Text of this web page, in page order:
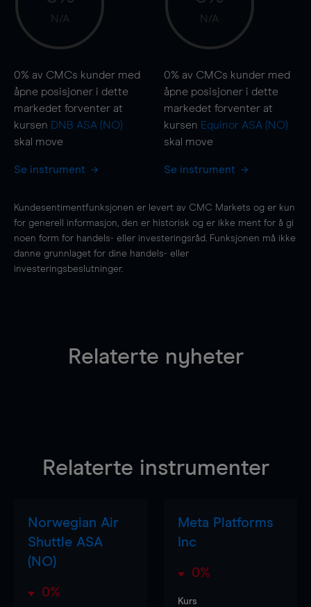
N/A
0% av CMCs kunder med
åpne posisjoner i dette
markedet forventer at
kursen DNB ASA (NO)
skal move
Se instrument
N/A
0% av CMCs kunder med
åpne posisjoner i dette
markedet forventer at
kursen Equinor ASA (NO)
skal move
Se instrument
Kundesentimentfunksjonen er levert av CMC Markets og er kun
for generell informasjon, den er historisk og er ikke ment for å gi
noen form for handels- eller investeringsråd. Funksjonen må ikke
danne grunnlaget for dine handels- eller
investeringsbeslutninger.
Relaterte nyheter
Relaterte instrumenter
Norwegian Air
Shuttle ASA
(NO)
0%
Meta Platforms
Inc
0%
Kurs